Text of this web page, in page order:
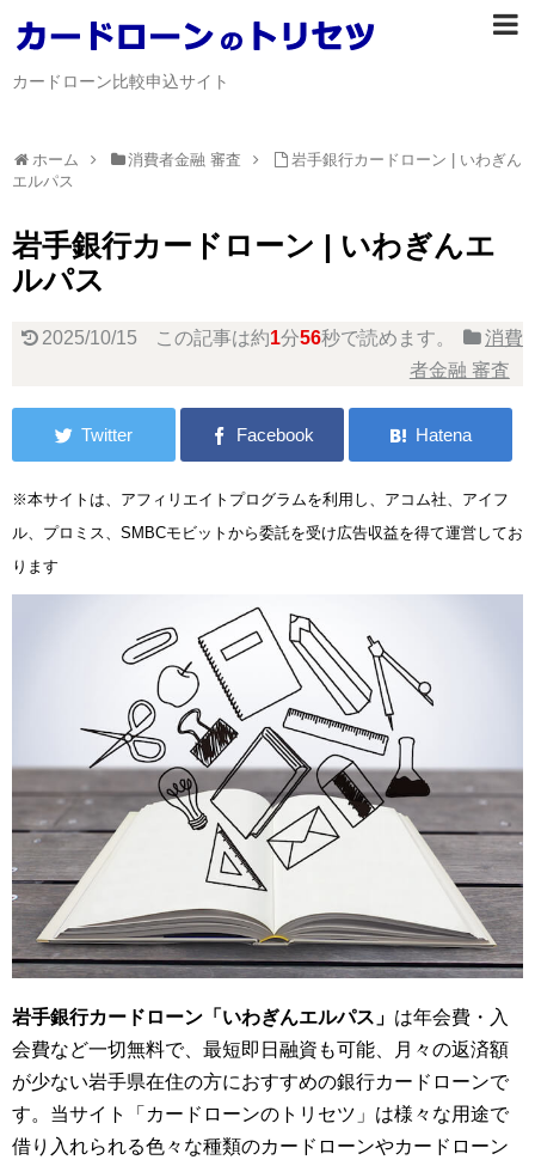
カードローン比較申込サイト
ホーム 消費者金融 審査
岩手銀行カードローン | いわぎん
エルパス
岩手銀行カードローン | いわぎんエ
ルパス
2025/10/15 この記事は約1分56秒で読めます。
消費
者金融 審査
※本サイトは、アフィリエイトプログラムを利用し、アコム社、アイフ
ル、プロミス、SMBCモビットから委託を受け広告収益を得て運営してお
ります
岩手銀行カードローン「いわぎんエルパス」 は年会費・入
会費など一切無料で、最短即日融資も可能、月々の返済額
が少ない岩手県在住の方におすすめの銀行カードローンで
す。当サイト「カードローンのトリセツ」は様々な用途で
借り入れられる色々な種類のカードローンやカードローン